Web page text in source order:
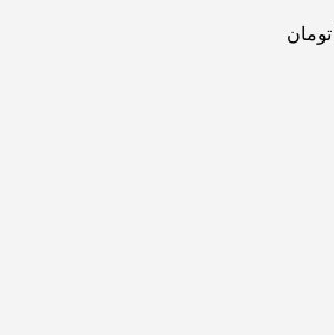
تومان